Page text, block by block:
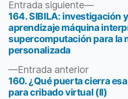
Navegación
de
entradas
Entrada anteriorEntrada
anterior:
160. ¿Qué puerta cierra
para cribado virtual (II)
Entrada siguiente
Entrada
164. SIBILA: investigación
aprendizaje máquina
supercomputación para la
personalizada